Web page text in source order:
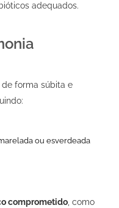
adequados.
forma súbita e
ou esverdeada
comprometido, como